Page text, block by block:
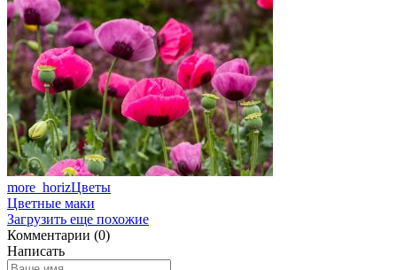
more_horizЦветы
Цветные маки
Загрузить еще похожие
Комментарии (0)
Написать